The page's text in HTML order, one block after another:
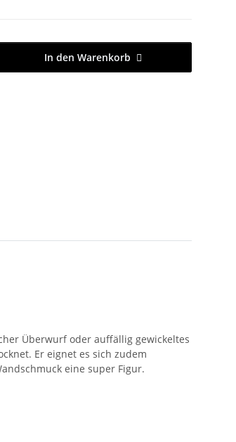
In den Warenkorb
Überwurf oder auffällig gewickeltes
Er eignet es sich zudem
eine super Figur.